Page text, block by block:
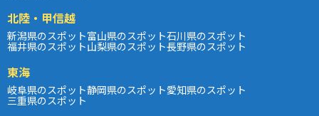
北陸・甲信越
新潟県のスポット富山県のスポット石川県のスポット
福井県のスポット山梨県のスポット長野県のスポット
東海
岐阜県のスポット静岡県のスポット愛知県のスポット
三重県のスポット